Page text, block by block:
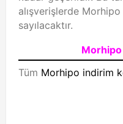
alışverişlerde
sayılacaktır.
Tüm Morhipo indirim